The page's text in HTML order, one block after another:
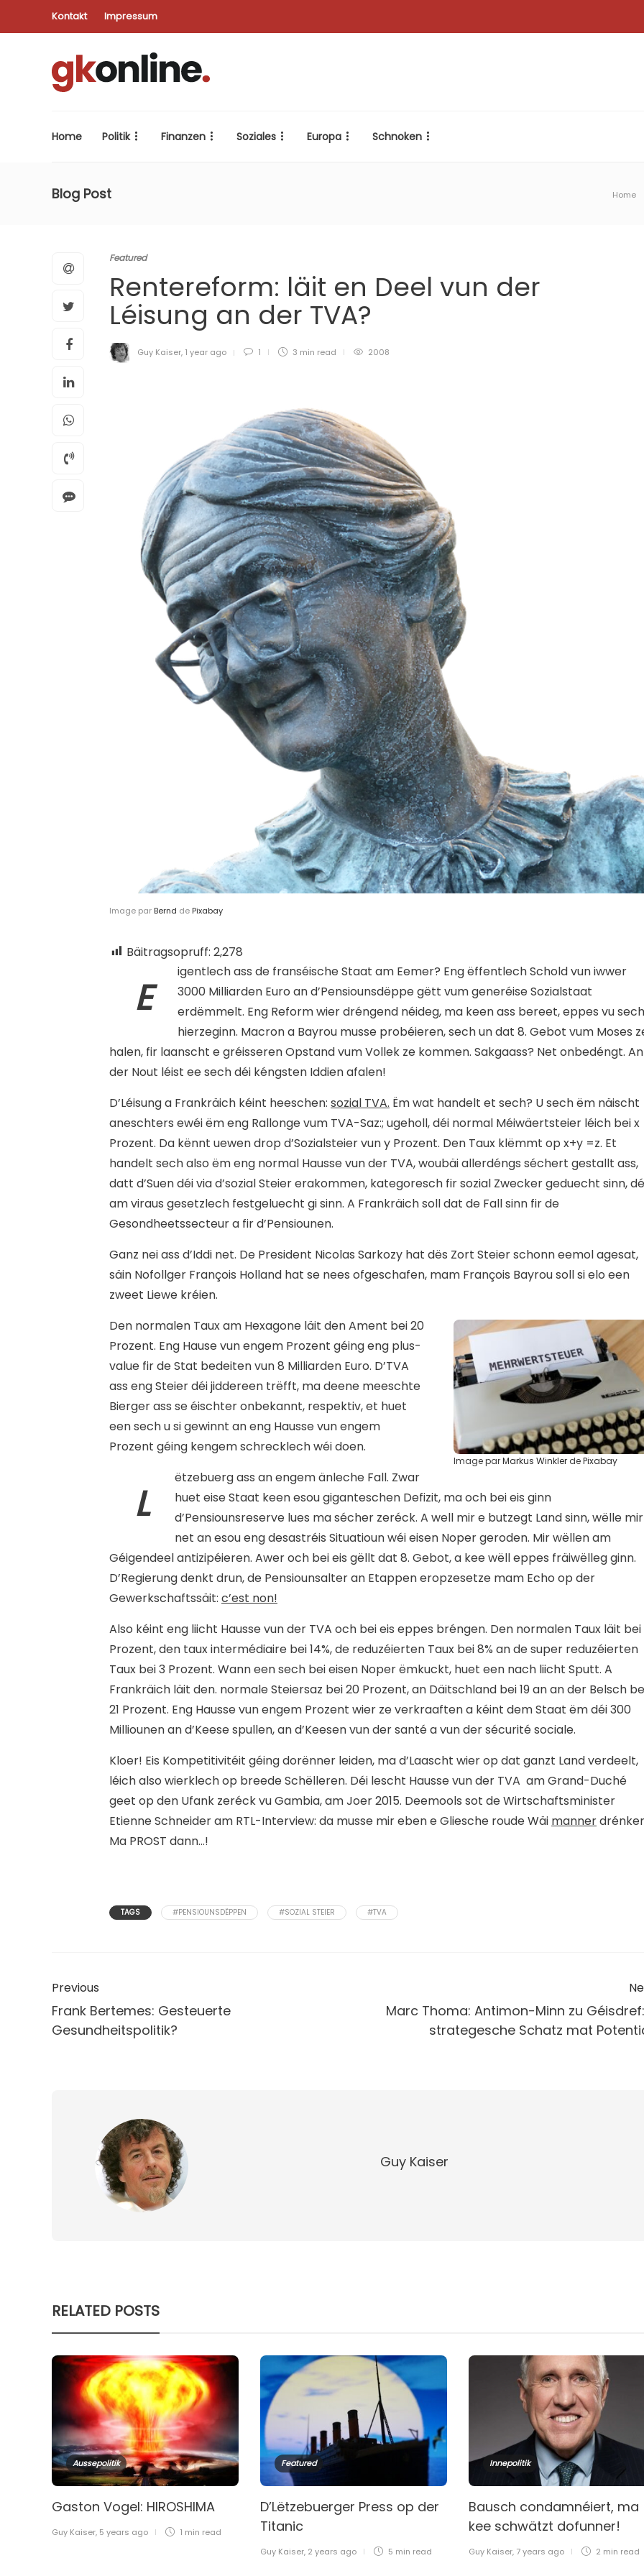
Kontakt Impressum
Home Politik Finanzen Soziales Europa Schnoken
Blog Post Home
Featured
Rentereform: läit en Deel vun der
Léisung an der TVA?
Guy Kaiser, 1 year ago 1 3 min read 2008
Image par Bernd de Pixabay
Bäitragsopruff: 2,278
E
igentlech ass de franséische Staat am Eemer? Eng ëffentlech Schold vun iwwer
3000 Milliarden Euro an d’Pensiounsdëppe gëtt vum generéise Sozialstaat
erdëmmelt. Eng Reform wier dréngend néideg, ma keen ass bereet, eppes vu sech
hierzeginn. Macron a Bayrou musse probéieren, sech un dat 8. Gebot vum Moses
halen, fir laanscht e gréisseren Opstand vum Vollek ze kommen. Sakgaass? Net onbedéngt. An
der Nout léist ee sech déi kéngsten Iddien afalen!
D’Léisung a Frankräich kéint heeschen: sozial TVA. Ëm wat handelt et sech? U sech ëm näischt
aneschters ewéi ëm eng Rallonge vum TVA-Saz:; ugeholl, déi normal Méiwäertsteier léich bei x
Prozent. Da kënnt uewen drop d’Sozialsteier vun y Prozent. Den Taux klëmmt op x+y =z. Et
handelt sech also ëm eng normal Hausse vun der TVA, woubäi allerdéngs séchert gestallt ass,
datt d’Suen déi via d’sozial Steier erakommen, kategoresch fir sozial Zwecker geduecht sinn,
am viraus gesetzlech festgeluecht gi sinn. A Frankräich soll dat de Fall sinn fir de
Gesondheetssecteur a fir d’Pensiounen.
Ganz nei ass d’Iddi net. De President Nicolas Sarkozy hat dës Zort Steier schonn eemol agesat,
säin Nofollger François Holland hat se nees ofgeschafen, mam François Bayrou soll si elo een
zweet Liewe kréien.
Image parMarkus Winkler dePixabay
Den normalen Taux am Hexagone läit den Ament bei 20
Prozent. Eng Hause vun engem Prozent géing eng plus-
value fir de Stat bedeiten vun 8 Milliarden Euro. D’TVA
ass eng Steier déi jiddereen trëfft, ma deene meeschte
Bierger ass se éischter onbekannt, respektiv, et huet
een sech u si gewinnt an eng Hausse vun engem
Prozent géing kengem schrecklech wéi doen.
L
ëtzebuerg ass an engem änleche Fall. Zwar
huet eise Staat keen esou giganteschen Defizit, ma och bei eis ginn
d’Pensiounsreserve lues ma sécher zeréck. A well mir e butzegt Land sinn, wëlle mir
net an esou eng desastréis Situatioun wéi eisen Noper geroden. Mir wëllen am
Géigendeel antizipéieren. Awer och bei eis gëllt dat 8. Gebot, a kee wëll eppes fräiwëlleg ginn.
D’Regierung denkt drun, de Pensiounsalter an Etappen eropzesetze mam Echo op der
Gewerkschaftssäit: c’est non!
Also kéint eng liicht Hausse vun der TVA och bei eis eppes bréngen. Den normalen Taux läit bei
Prozent, den taux intermédiaire bei 14%, de reduzéierten Taux bei 8% an de super reduzéierten
Taux bei 3 Prozent. Wann een sech bei eisen Noper ëmkuckt, huet een nach liicht Sputt. A
Frankräich läit den. normale Steiersaz bei 20 Prozent, an Däitschland bei 19 an an der Belsch
21 Prozent. Eng Hausse vun engem Prozent wier ze verkraaften a kéint dem Staat ëm déi 300
Milliounen an d’Keese spullen, an d’Keesen vun der santé a vun der sécurité sociale.
Kloer! Eis Kompetitivitéit géing dorënner leiden, ma d’Laascht wier op dat ganzt Land verdeelt,
léich also wierklech op breede Schëlleren. Déi lescht Hausse vun der TVA am Grand-Duché
geet op den Ufank zeréck vu Gambia, am Joer 2015. Deemools sot de Wirtschaftsminister
Etienne Schneider am RTL-Interview: da musse mir eben e Gliesche roude Wäi manner
Ma PROST dann…!
TAGS #PENSIOUNSDËPPEN #SOZIAL STEIER #TVA
Previous
Frank Bertemes: Gesteuerte
Gesundheitspolitik?
Marc Thoma: Antimon-Minn zu Géisdref:
strategesche Schatz mat
Guy Kaiser
RELATED POSTS
Aussepolitik
Gaston Vogel: HIROSHIMA
Guy Kaiser, 5 years ago 1 min read
Featured
D’Lëtzebuerger Press op der
Titanic
Guy Kaiser, 2 years ago 5 min read
Innepolitik
Bausch condamnéiert, ma
kee schwätzt dofunner!
Guy Kaiser, 7 years ago 2 min read